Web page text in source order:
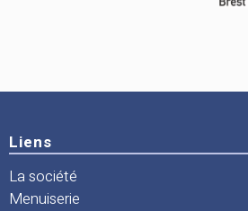
Liens
La société
Menuiserie